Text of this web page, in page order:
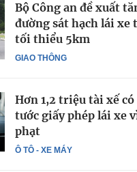
GIAO THÔNG
Bộ Công an đề xuất
đường sát hạch lái xe
tối thiểu 5km
Ô TÔ - XE MÁY
Hơn 1,2 triệu tài xế
tước giấy phép lái xe
phạt